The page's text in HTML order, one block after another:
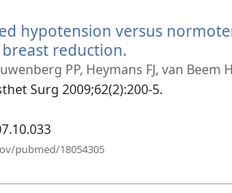
窗
口）
hypotension versus
reduction.
开
新
PP, Heymans FJ, van Beem
Surg 2009;62(2):200-5.
pubmed/18054305